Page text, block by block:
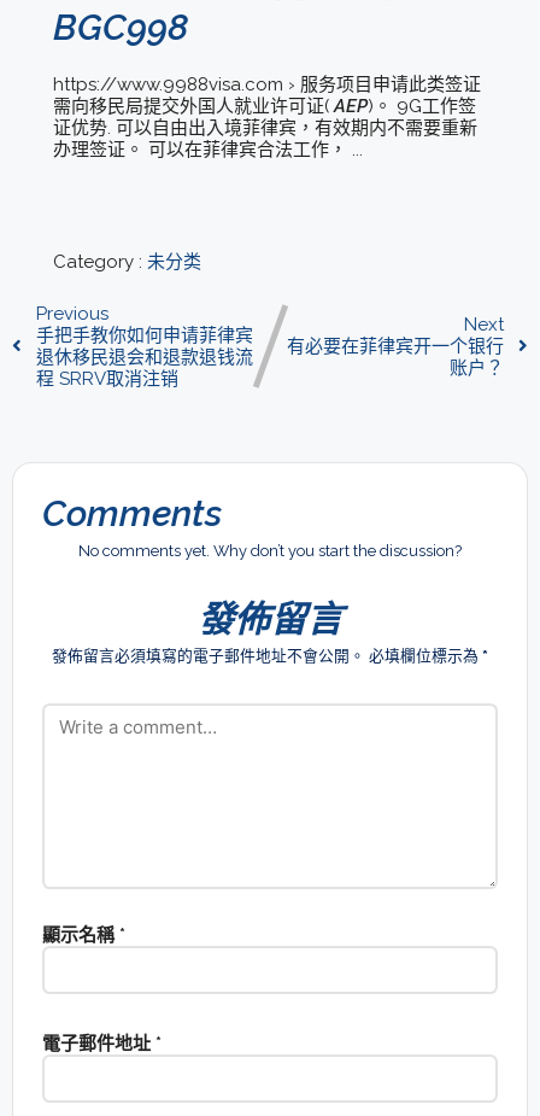
BGC998
https://www.9988visa.com › 服务项目申请此类签证
需向移民局提交外国人就业许可证(AEP)。 9G工作签
证优势. 可以自由出入境菲律宾，有效期内不需要重新
办理签证。 可以在菲律宾合法工作， ...
Category : 未分类
Previous
手把手教你如何申请菲律宾
退休移民退会和退款退钱流
程 SRRV取消注销
Next
有必要在菲律宾开一个银行
账户？
Comments
No comments yet. Why don’t you start the discussion?
發佈留言
發佈留言必須填寫的電子郵件地址不會公開。 必填欄位標示為 *
顯示名稱 *
電子郵件地址 *